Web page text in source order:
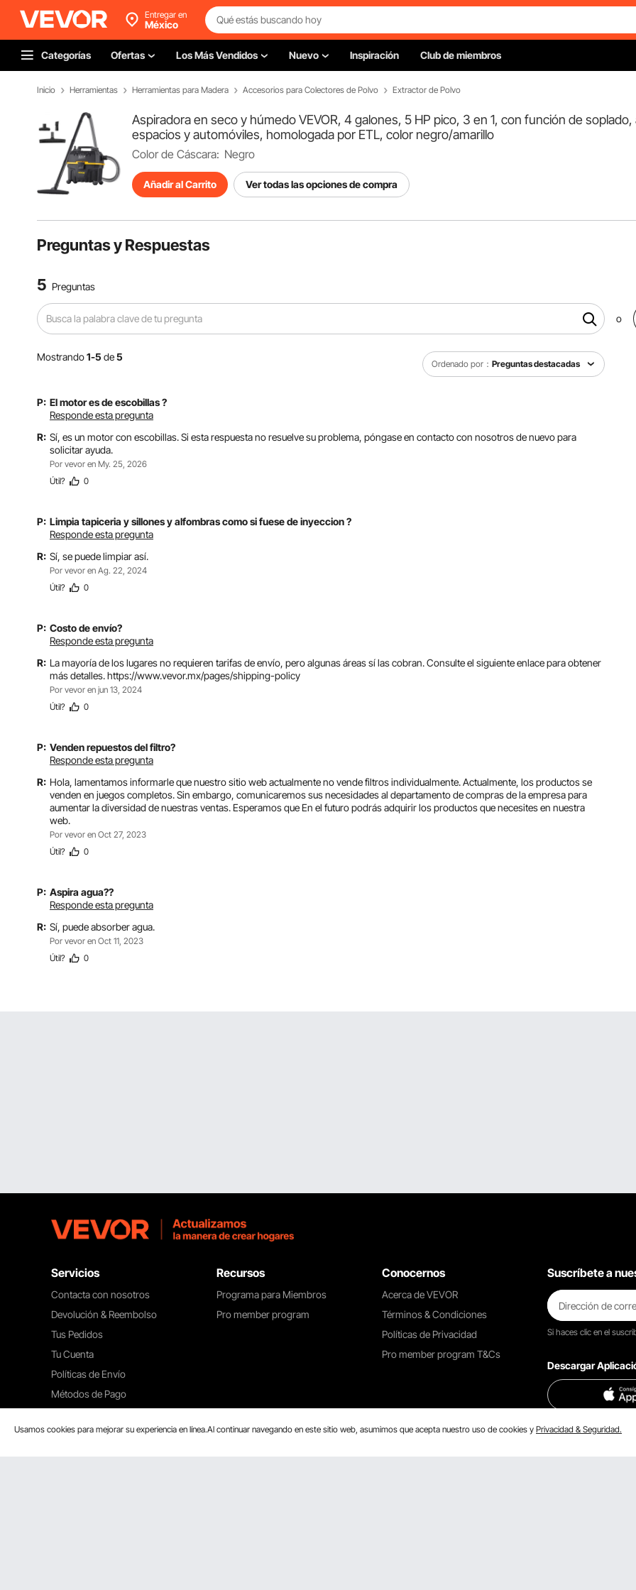
Entregar en
México
Categorías Ofertas Los Más Vendidos Nuevo Inspiración Club de miembros
Inicio Herramientas Herramientas para Madera Accesorios para Colectores de Polvo Extractor de Polvo
Aspiradora en seco y húmedo VEVOR, 4 galones, 5 HP pico, 3 en 1, con función de
espacios y automóviles, homologada por ETL, color negro/amarillo
Color de Cáscara: Negro
Añadir al Carrito Ver todas las opciones de compra
Preguntas y Respuestas
5 Preguntas
o
Mostrando1-5 de5
Ordenado por： Preguntas destacadas
P: El motor es de escobillas ?
Responde esta pregunta
R: Sí, es un motor con escobillas. Si esta respuesta no resuelve su problema, póngase en contacto con nosotros de nuevo para
solicitar ayuda.
Por vevor en My. 25, 2026
Útil? 0
P: Limpia tapiceria y sillones y alfombras como si fuese de inyeccion ?
Responde esta pregunta
R: Sí, se puede limpiar así.
Por vevor en Ag. 22, 2024
Útil? 0
P: Costo de envío?
Responde esta pregunta
R: La mayoría de los lugares no requieren tarifas de envío, pero algunas áreas sí las cobran. Consulte el siguiente enlace para obtener
más detalles. https://www.vevor.mx/pages/shipping-policy
Por vevor en jun 13, 2024
Útil? 0
P: Venden repuestos del filtro?
Responde esta pregunta
R: Hola, lamentamos informarle que nuestro sitio web actualmente no vende filtros individualmente. Actualmente, los productos se
venden en juegos completos. Sin embargo, comunicaremos sus necesidades al departamento de compras de la empresa para
aumentar la diversidad de nuestras ventas. Esperamos que En el futuro podrás adquirir los productos que necesites en nuestra
web.
Por vevor en Oct 27, 2023
Útil? 0
P: Aspira agua??
Responde esta pregunta
R: Sí, puede absorber agua.
Por vevor en Oct 11, 2023
Útil? 0
Servicios
Contacta con nosotros
Devolución & Reembolso
Tus Pedidos
Tu Cuenta
Políticas de Envío
Métodos de Pago
Recursos
Programa para Miembros
Pro member program
Conocernos
Acerca de VEVOR
Términos & Condiciones
Políticas de Privacidad
Pro member program T&Cs
Suscríbete a
Si haces clic en el
Descargar
Encuéntranos en
Usamos cookies para mejorar su experiencia en línea.Al continuar navegando en este sitio web, asumimos que acepta nuestro uso de cookies y Privacidad & Seguridad.